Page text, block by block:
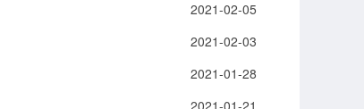
2021-02-05
2021-02-03
2021-01-28
2021-01-21